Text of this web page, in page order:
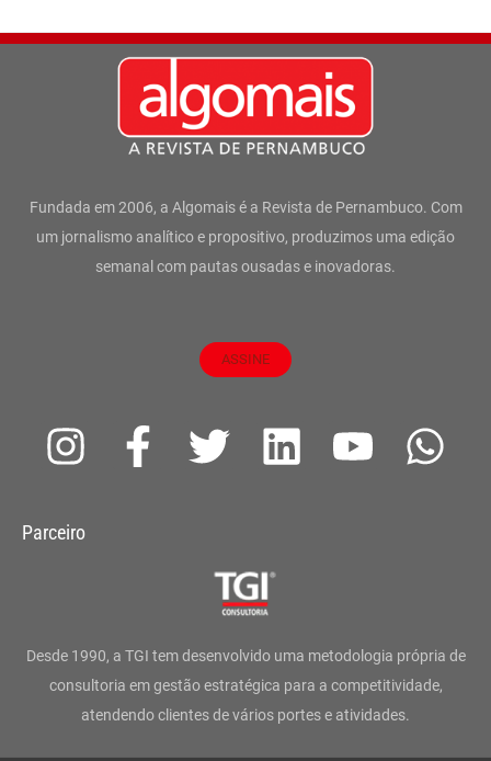
Fundada em 2006, a Algomais é a Revista de Pernambuco. Com
um jornalismo analítico e propositivo, produzimos uma edição
semanal com pautas ousadas e inovadoras.
ASSINE
I
s
g
r
a
F
a
o
o
k
T
t
e
r
L
d
i
n
Y
b
e
W
a
p
Parceiro
Desde 1990, a TGI tem desenvolvido uma metodologia própria de
consultoria em gestão estratégica para a competitividade,
atendendo clientes de vários portes e atividades.